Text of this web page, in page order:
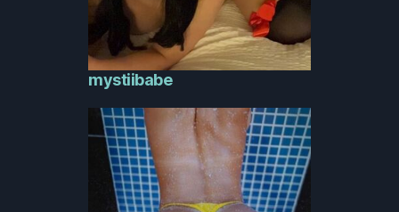
mystiibabe